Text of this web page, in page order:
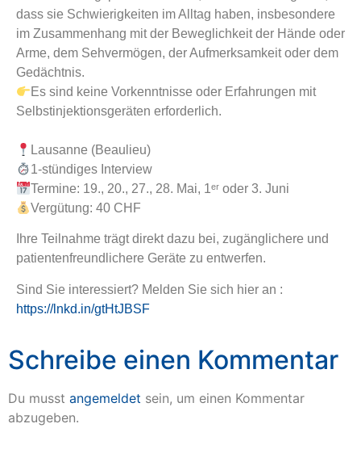
dass sie Schwierigkeiten im Alltag haben, insbesondere
im Zusammenhang mit der Beweglichkeit der Hände oder
Arme, dem Sehvermögen, der Aufmerksamkeit oder dem
Gedächtnis.
Es sind keine Vorkenntnisse oder Erfahrungen mit
Selbstinjektionsgeräten erforderlich.
Lausanne (Beaulieu)
1-stündiges Interview
Termine: 19., 20., 27., 28. Mai, 1ᵉʳ oder 3. Juni
Vergütung: 40 CHF
Ihre Teilnahme trägt direkt dazu bei, zugänglichere und
patientenfreundlichere Geräte zu entwerfen.
Sind Sie interessiert? Melden Sie sich hier an :
https://lnkd.in/gtHtJBSF
Schreibe einen Kommentar
Du musst angemeldet sein, um einen Kommentar
abzugeben.